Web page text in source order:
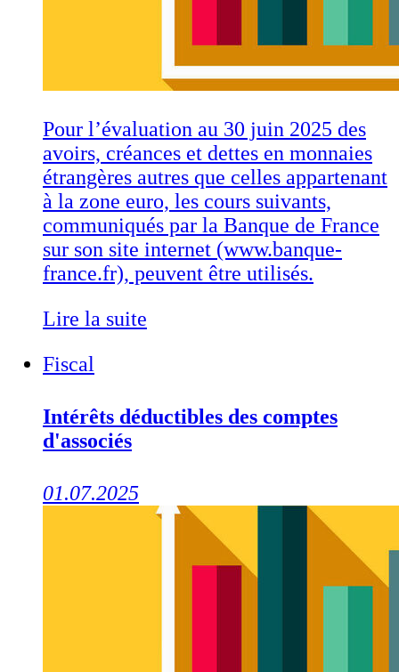
Pour l’évaluation au 30 juin 2025 des
avoirs, créances et dettes en monnaies
étrangères autres que celles appartenant
à la zone euro, les cours suivants,
communiqués par la Banque de France
sur son site internet (www.banque-
france.fr), peuvent être utilisés.
Lire la suite
Fiscal
Intérêts déductibles des comptes
d'associés
01.07.2025